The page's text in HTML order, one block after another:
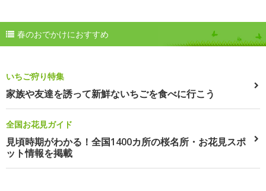
春のおでかけにおすすめ
いちご狩り特集
家族や友達を誘って新鮮ないちごを食べに行こう
全国お花見ガイド
見頃時期がわかる！全国1400カ所の桜名所・お花見スポ
ット情報を掲載